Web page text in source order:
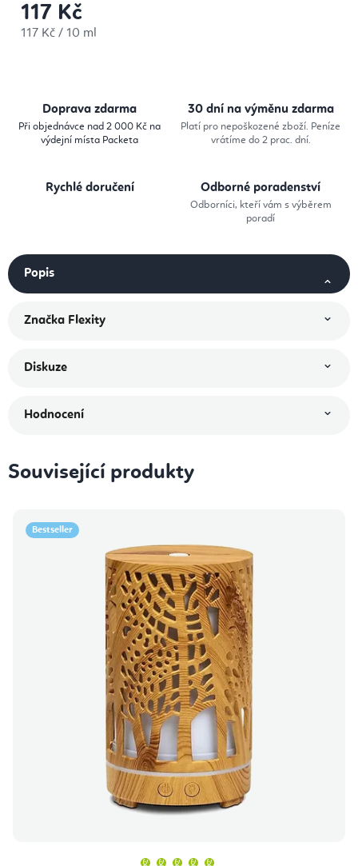
117 Kč
Měrná cena:
117 Kč / 10 ml
Doprava zdarma
Při objednávce nad 2 000 Kč na
výdejní místa Packeta
30 dní na výměnu zdarma
Platí pro nepoškozené zboží. Peníze
vrátíme do 2 prac. dní.
Rychlé doručení Odborné poradenství
Odborníci, kteří vám s výběrem
poradí
Popis
Značka Flexity
Diskuze
Hodnocení
Související produkty
Bestseller